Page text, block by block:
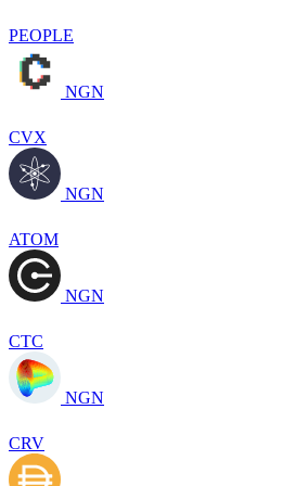
PEOPLE
NGN
CVX
NGN
ATOM
NGN
CTC
NGN
CRV